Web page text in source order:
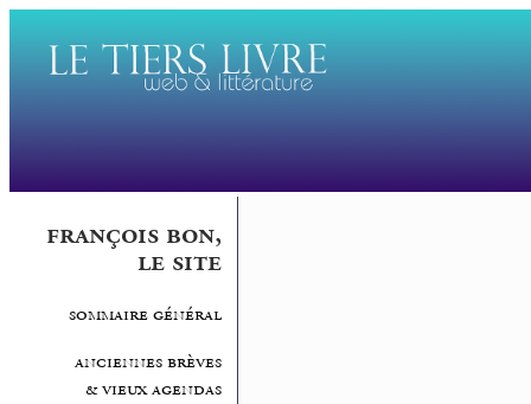
françois bon,
le site
sommaire général
anciennes brèves
& vieux agendas